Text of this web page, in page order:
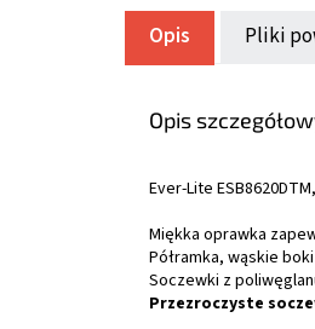
Opis Pliki
Opis
Ever-Lite
Miękka oprawka
Półramka, wąskie
Soczewki z
Przezroczyste